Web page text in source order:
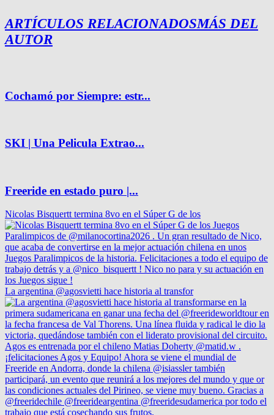
ARTÍCULOS RELACIONADOSMÁS DEL
AUTOR
Cochamó por Siempre: estr...
SKI | Una Pelicula Extrao...
Freeride en estado puro |...
Nicolas Bisquertt termina 8vo en el Súper G de los
La argentina @agosvietti hace historia al transfor